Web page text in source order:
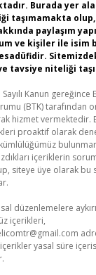
Burada yer
taşımamakta
paylaşım
ve kişiler ile isim
tavsiye niteliği
Kanun
(BTK) tarafından
hizmet vermektedir.
proaktif olarak
içeriklerin
siteye üye olarak bu
düzenlemelere
içerikleri,
yasal süre